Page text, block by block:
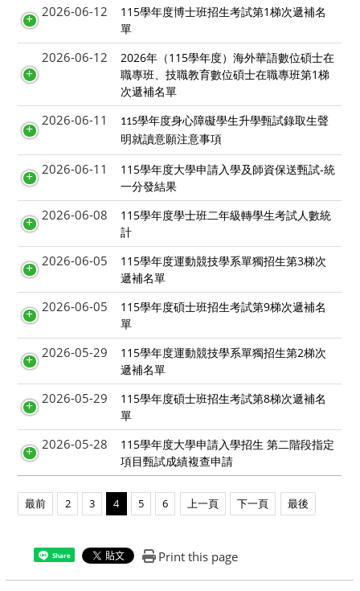
2026-06-12
115學年度博士班招生考試第1梯次遞補名
單
2026-06-12
2026年（115學年度）海外華語數位碩士在
職專班、技職教育數位碩士在職專班第1梯
次遞補名單
2026-06-11
115學年度身心障礙學生升學甄試錄取生聲
明就讀意願注意事項
2026-06-11
115學年度大學申請入學及師資保送甄試-統
一分發結果
2026-06-08
115學年度學士班二年級轉學生考試人數統
計
2026-06-05
115學年度運動競技學系單獨招生第3梯次
遞補名單
2026-06-05
115學年度碩士班招生考試第9梯次遞補名
單
2026-05-29
115學年度運動競技學系單獨招生第2梯次
遞補名單
2026-05-29
115學年度碩士班招生考試第8梯次遞補名
單
2026-05-28
115學年度大學申請入學招生 第二階段指定
項目甄試成績複查申請
最前 2 3 4 5 6 上一頁 下一頁 最後
Share Print this page